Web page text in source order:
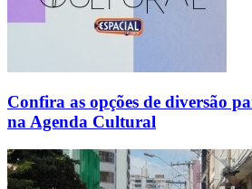
Confira as opções de diversão
na Agenda Cultural